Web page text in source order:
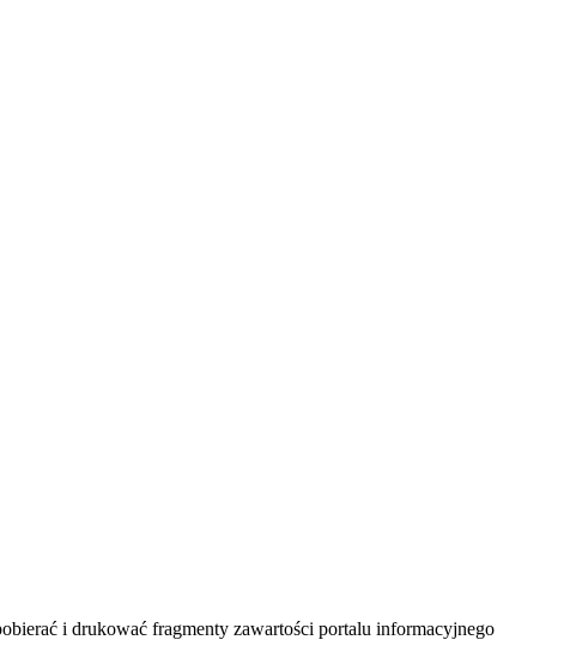
i drukować fragmenty zawartości portalu informacyjnego